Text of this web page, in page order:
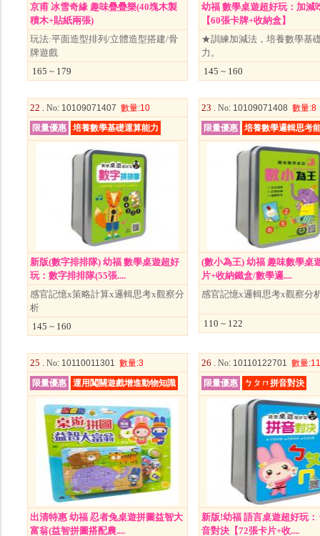
京甫 冰雪奇緣 趣味疊疊樂(40塊木製
積木+貼紙兩張)
玩法:平面造型排列/立體造型搭建/骨
牌遊戲
165 ~ 179
幼福 數學桌遊超好玩：加減
【60張卡牌+收納盒】
★訓練加減法，培養數學基
力。
145 ~ 160
22 . No: 10109071407 數量:10
限量優惠
培養數學基礎運算能力
新版(數字排排隊) 幼福 數學桌遊超好
玩：數字排排隊(55張....
感官記憶x策略計算x邏輯思考x觀察分
析
145 ~ 160
23 . No: 10109071408 數量:8
限量優惠
培養數學邏輯思考
(數小為王) 幼福 趣味數學桌
片+收納鐵盒/數學邏....
感官記憶x邏輯思考x觀察分
110 ~ 122
25 . No: 10110011301 數量:3
限量優惠
運用闖關遊戲增進動物知識
出清特惠 幼福 忍者兔桌遊拼圖益智大
富翁(益智拼圖搭配農....
26 . No: 10110122701 數量:11
限量優惠
ㄅㄆㄇ拼音對決
新版!幼福 語言桌遊超好玩：
音對決【72張卡片+收....